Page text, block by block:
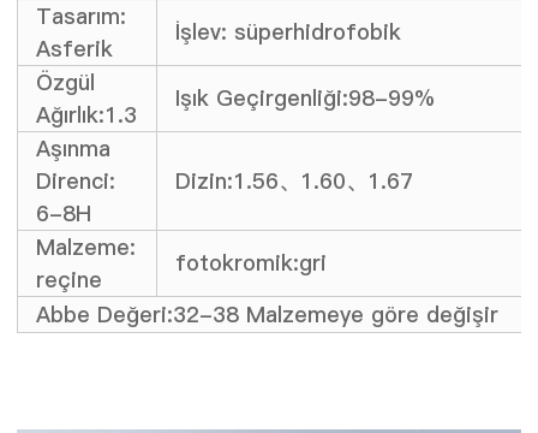
Tasarım:
Asferik
İşlev: süperhidrofobik
Özgül
Ağırlık:1.3
Işık Geçirgenliği:98-99%
Aşınma
Direnci:
6-8H
Dizin:1.56、1.60、1.67
Malzeme:
reçine
fotokromik:gri
Abbe Değeri:32-38 Malzemeye göre değişir